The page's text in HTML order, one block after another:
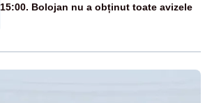
15:00. Bolojan nu a obținut toate avizele